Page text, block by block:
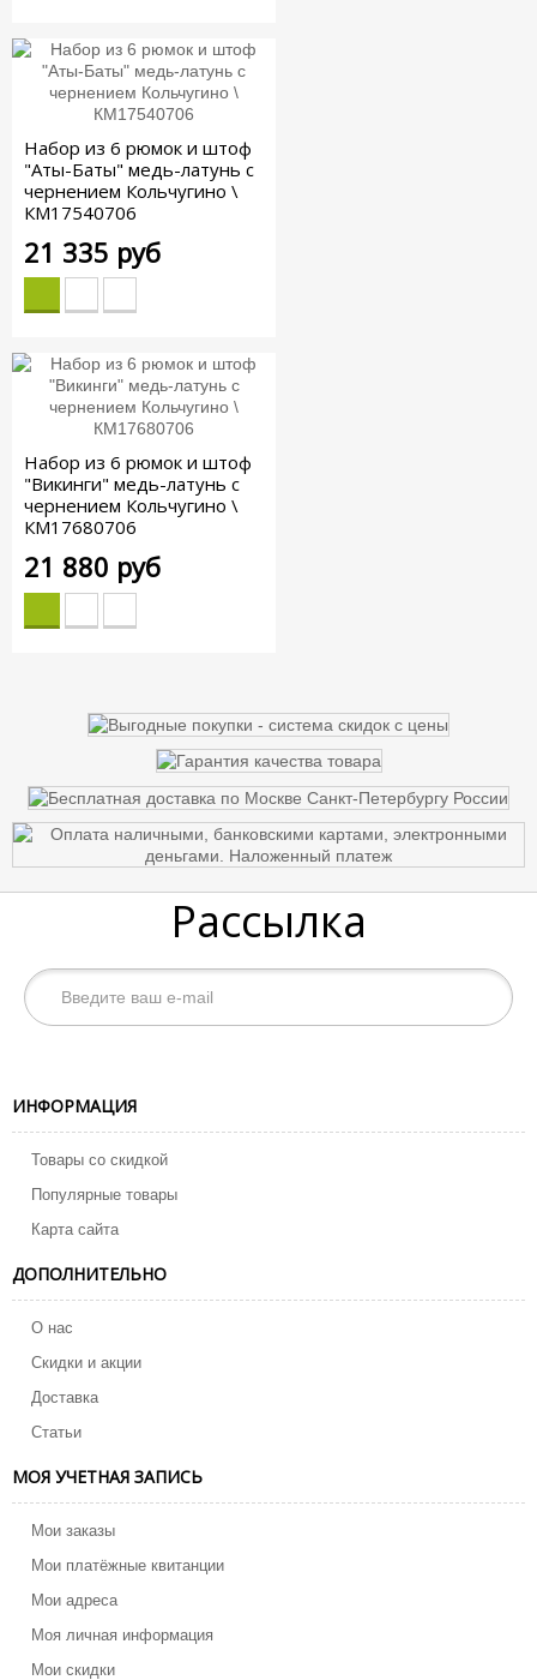
Набор из 6 рюмок и штоф
"Аты-Баты" медь-латунь с
чернением Кольчугино \
КМ17540706
21 335 руб
Набор из 6 рюмок и штоф
"Викинги" медь-латунь с
чернением Кольчугино \
КМ17680706
21 880 руб
Рассылка
ИНФОРМАЦИЯ
Товары со скидкой
Популярные товары
Карта сайта
ДОПОЛНИТЕЛЬНО
О нас
Скидки и акции
Доставка
Статьи
МОЯ УЧЕТНАЯ ЗАПИСЬ
Мои заказы
Мои платёжные квитанции
Мои адреса
Моя личная информация
Мои скидки